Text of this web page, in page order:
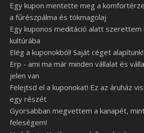
Egy kupon mentette meg a
a fűrészpálma és tökmagolaj
Egy kuponos meditáció alatt szerettem
kultúrába
Elég a kuponokból! Saját céget alapítunk!
Erp - ami ma már minden vállalat és
jelen van
Felejtsd el a kuponokat! Ez az áruház
egy részét
Gyorsabban megvettem a kanapét,
feleségem!